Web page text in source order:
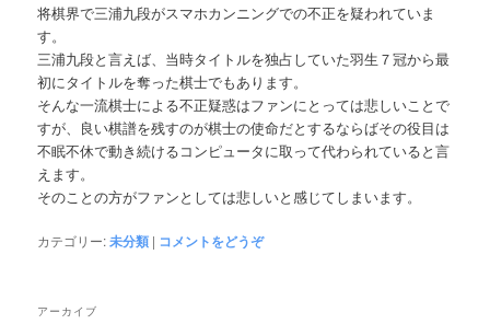
将棋界で三浦九段がスマホカンニングでの不正を疑われていま
す。
三浦九段と言えば、当時タイトルを独占していた羽生７冠から最
初にタイトルを奪った棋士でもあります。
そんな一流棋士による不正疑惑はファンにとっては悲しいことで
すが、良い棋譜を残すのが棋士の使命だとするならばその役目は
不眠不休で動き続けるコンピュータに取って代わられていると言
えます。
そのことの方がファンとしては悲しいと感じてしまいます。
カテゴリー:未分類 | コメントをどうぞ
アーカイブ